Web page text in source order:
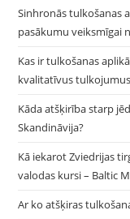
Sinhronās tulkošanas
pasākumu veiksmīgai
Kas ir tulkošanas
kvalitatīvus
Kāda atšķirība starp
Skandināvija?
Kā iekarot Zviedrijas
valodas kursi – Baltic
Ar ko atšķiras